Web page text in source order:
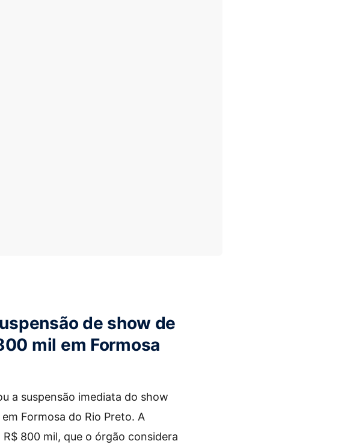
de show de
mil em Formosa
a suspensão imediata do show
Formosa do Rio Preto. A
800 mil, que o órgão considera